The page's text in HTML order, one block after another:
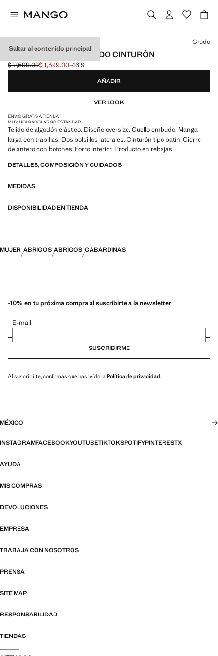
Saltar al contenido principal
TRENCH CUELLO EMBUDO CINTURÓN
Precio inicial tachado [$ 2,599.00 ]
$ 2,599.00
Precio actual [$ 1,399.00 ]
$ 1,399.00-46%
Selecciona un color
Crudo
AÑADIR
VER LOOK
ENVÍO GRATIS A TIENDA
MUY HOLGADOLARGO ESTÁNDAR
Tejido de algodón elástico. Diseño oversize. Cuello embudo. Manga
larga con trabillas. Dos bolsillos laterales. Cinturón tipo batín. Cierre
delantero con botones. Forro interior. Producto en rebajas
DETALLES, COMPOSICIÓN Y CUIDADOS
MEDIDAS
DISPONIBILIDAD EN TIENDA
MUJER ABRIGOS ABRIGOS GABARDINAS
-10% en tu próxima compra al suscribirte a la newsletter
E-mail
SUSCRIBIRME
Al suscribirte, confirmas que has leído la Política de privacidad.
MÉXICO
INSTAGRAMFACEBOOKYOUTUBETIKTOKSPOTIFYPINTERESTX
AYUDA
MIS COMPRAS
DEVOLUCIONES
EMPRESA
TRABAJA CON NOSOTROS
PRENSA
SITE MAP
RESPONSABILIDAD
TIENDAS